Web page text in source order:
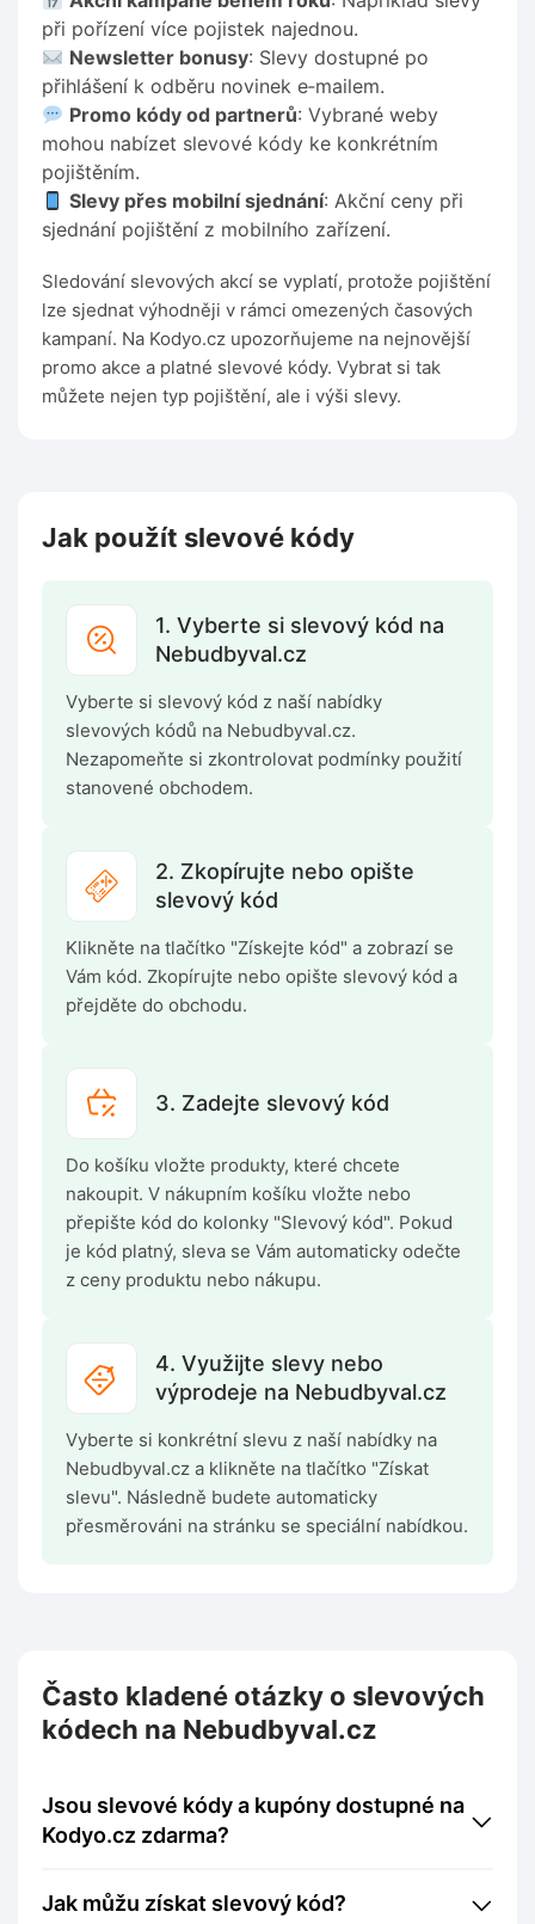
při pořízení více pojistek najednou.
Newsletter bonusy: Slevy dostupné po
přihlášení k odběru novinek e‑mailem.
Promo kódy od partnerů: Vybrané weby
mohou nabízet slevové kódy ke konkrétním
pojištěním.
Slevy přes mobilní sjednání: Akční ceny při
sjednání pojištění z mobilního zařízení.
Sledování slevových akcí se vyplatí, protože pojištění
lze sjednat výhodněji v rámci omezených časových
kampaní. Na Kodyo.cz upozorňujeme na nejnovější
promo akce a platné slevové kódy. Vybrat si tak
můžete nejen typ pojištění, ale i výši slevy.
Jak použít slevové kódy
1. Vyberte si slevový kód na
Nebudbyval.cz
Vyberte si slevový kód z naší nabídky
slevových kódů na Nebudbyval.cz.
Nezapomeňte si zkontrolovat podmínky použití
stanovené obchodem.
2. Zkopírujte nebo opište
slevový kód
Klikněte na tlačítko "Získejte kód" a zobrazí se
Vám kód. Zkopírujte nebo opište slevový kód a
přejděte do obchodu.
3. Zadejte slevový kód
Do košíku vložte produkty, které chcete
nakoupit. V nákupním košíku vložte nebo
přepište kód do kolonky "Slevový kód". Pokud
je kód platný, sleva se Vám automaticky odečte
z ceny produktu nebo nákupu.
4. Využijte slevy nebo
výprodeje na Nebudbyval.cz
Vyberte si konkrétní slevu z naší nabídky na
Nebudbyval.cz a klikněte na tlačítko "Získat
slevu". Následně budete automaticky
přesměrováni na stránku se speciální nabídkou.
Často kladené otázky o slevových
kódech na Nebudbyval.cz
Jsou slevové kódy a kupóny dostupné na
Kodyo.cz zdarma?
Jak můžu získat slevový kód?